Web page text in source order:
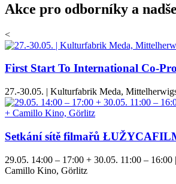
Akce pro odborníky a
<
First Start To International Co-
27.-30.05. | Kulturfabrik Meda,
Setkání sítě filmařů
29.05. 14:00 – 17:00 + 30.05. 11:00 –
Camillo Kino, Görlitz